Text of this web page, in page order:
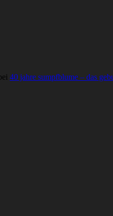
40 jahre sumpfblume – das